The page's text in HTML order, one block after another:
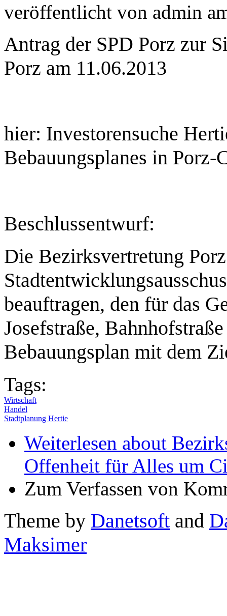
veröffentlicht von admin
Antrag der SPD Porz zur
Porz am 11.06.2013
hier: Investorensuche
Bebauungsplanes in Porz-
Beschlussentwurf:
Die Bezirksvertretung
beauftragen, den für das
Josefstraße,
Bebauungsplan mit dem
Tags:
Wirtschaft
Handel
Stadtplanung Hertie
Weiterlesen about
Offenheit für Alles um
Zum Verfassen von
Theme by Danetsoft and
Maksimer